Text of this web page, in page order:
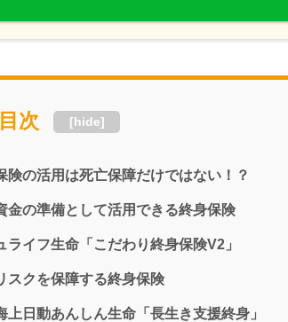
目次 [hide]
険の活用は死亡保障だけではない！？
金の準備として活用できる終身保険
ライフ生命「こだわり終身保険V2」
スクを保障する終身保険
上日動あんしん生命「長生き支援終身」